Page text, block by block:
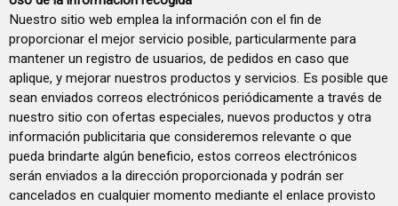
Nuestro sitio web emplea la información con el fin de
proporcionar el mejor servicio posible, particularmente para
mantener un registro de usuarios, de pedidos en caso que
aplique, y mejorar nuestros productos y servicios. Es posible que
sean enviados correos electrónicos periódicamente a través de
nuestro sitio con ofertas especiales, nuevos productos y otra
información publicitaria que consideremos relevante o que
pueda brindarte algún beneficio, estos correos electrónicos
serán enviados a la dirección proporcionada y podrán ser
cancelados en cualquier momento mediante el enlace provisto